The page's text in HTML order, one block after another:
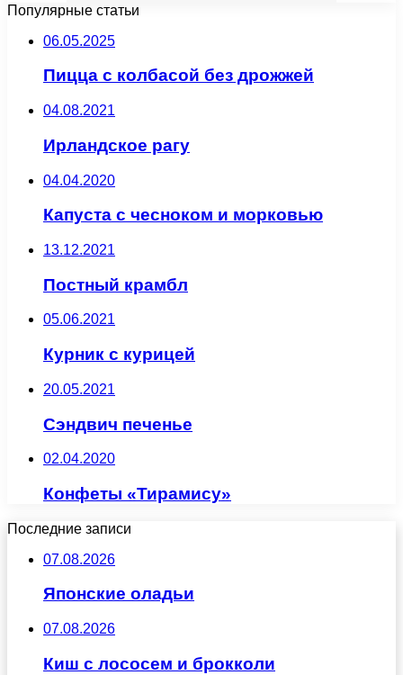
Популярные статьи
06.05.2025
Пицца с колбасой без дрожжей
04.08.2021
Ирландское рагу
04.04.2020
Капуста с чесноком и морковью
13.12.2021
Постный крамбл
05.06.2021
Курник с курицей
20.05.2021
Сэндвич печенье
02.04.2020
Конфеты «Тирамису»
Последние записи
07.08.2026
Японские оладьи
07.08.2026
Киш с лососем и брокколи